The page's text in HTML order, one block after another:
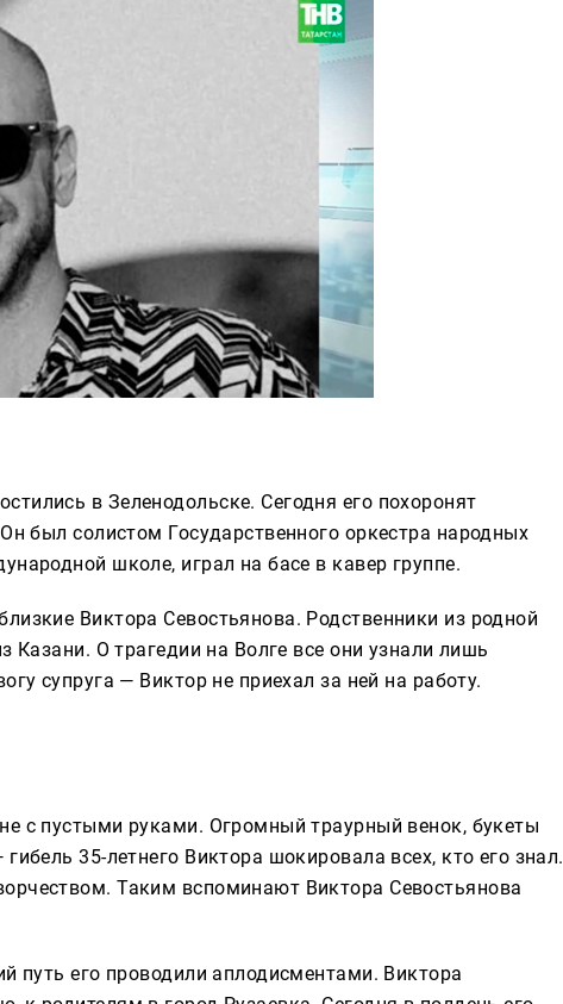
в Зеленодольске. Сегодня его похоронят
был солистом Государственного оркестра народных
школе, играл на басе в кавер группе.
Виктора Севостьянова. Родственники из родной
Казани. О трагедии на Волге все они узнали лишь
супруга — Виктор не приехал за ней на работу.
с пустыми руками. Огромный траурный венок, букеты
35-летнего Виктора шокировала всех, кто его знал.
Таким вспоминают Виктора Севостьянова
путь его проводили аплодисментами. Виктора